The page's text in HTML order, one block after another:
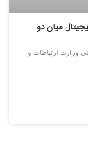
میان دو
وزارت ارتباطات و